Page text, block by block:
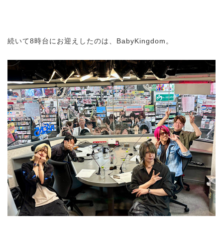
続いて8時台にお迎えしたのは、BabyKingdom。